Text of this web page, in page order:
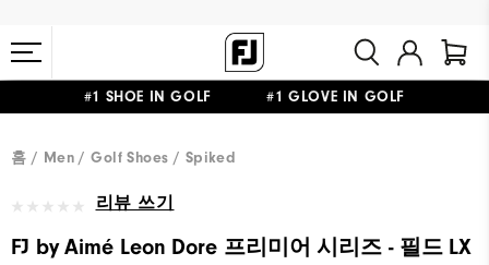
#1 SHOE IN GOLF #1 GLOVE IN GOLF
홈 Men Golf Shoes Spiked
리뷰 쓰기
FJ by Aimé Leon Dore 프리미어 시리즈 - 필드 LX